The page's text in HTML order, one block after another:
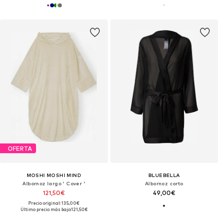
OFERTA
MOSHI MOSHI MIND
Albornoz largo ' Cover '
121,50€
Precio original: 135,00€
Último precio más bajo:121,50€
BLUEBELLA
Albornoz corto
49,00€